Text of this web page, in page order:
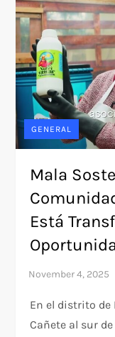
GENERAL
Mala
Está
En el distrito de
Cañete al sur